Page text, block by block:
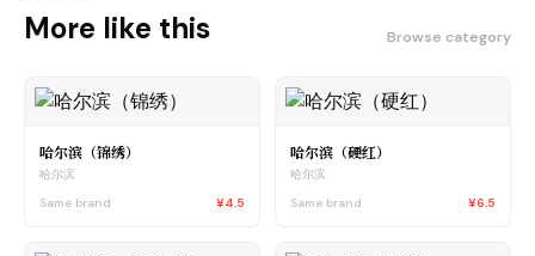
More like this Browse category
哈尔滨（锦绣）
哈尔滨
Same brand
¥4.5
哈尔滨（硬红）
哈尔滨
Same brand
¥6.5